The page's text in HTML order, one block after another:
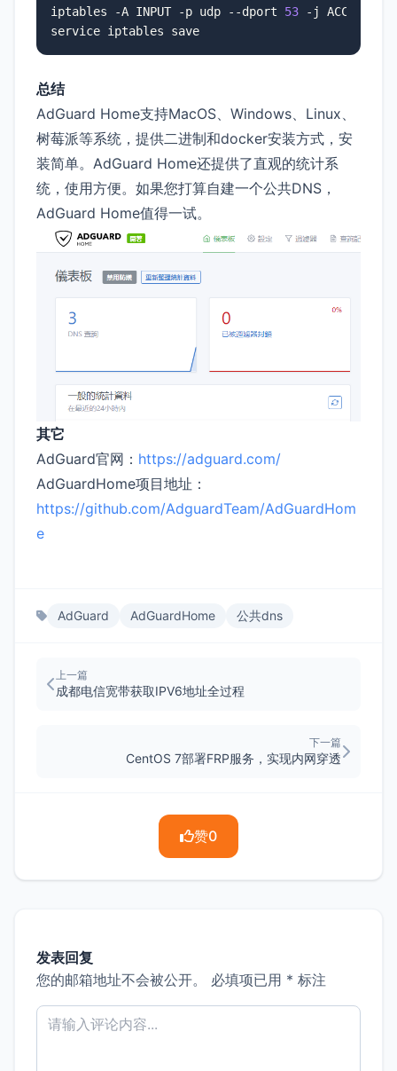
iptables -A INPUT -p udp --dport 53 -j ACCEPT
service iptables save
总结
AdGuard Home支持MacOS、Windows、Linux、
树莓派等系统，提供二进制和docker安装方式，安
装简单。AdGuard Home还提供了直观的统计系
统，使用方便。如果您打算自建一个公共DNS，
AdGuard Home值得一试。
其它
AdGuard官网： https://adguard.com/
AdGuardHome项目地址：
https://github.com/AdguardTeam/AdGuardHom
e
AdGuard AdGuardHome 公共dns
上一篇
成都电信宽带获取IPV6地址全过程
下一篇
CentOS 7部署FRP服务，实现内网穿透
赞0
发表回复
您的邮箱地址不会被公开。
必填项已用 * 标注